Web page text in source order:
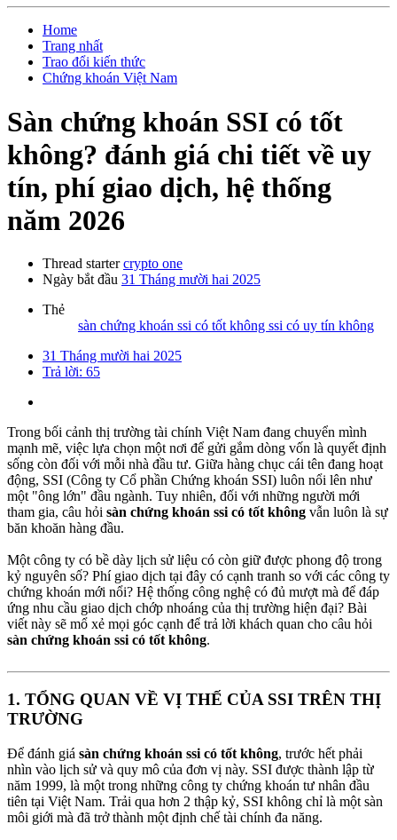
Home
Trang nhất
Trao đổi kiến thức
Chứng khoán Việt Nam
Sàn chứng khoán SSI có tốt
không? đánh giá chi tiết về uy
tín, phí giao dịch, hệ thống
năm 2026
Thread starter crypto one
Ngày bắt đầu 31 Tháng mười hai 2025
Thẻ
sàn chứng khoán ssi có tốt không ssi có uy tín không
31 Tháng mười hai 2025
Trả lời: 65
Trong bối cảnh thị trường tài chính Việt Nam đang chuyển mình
mạnh mẽ, việc lựa chọn một nơi để gửi gắm dòng vốn là quyết định
sống còn đối với mỗi nhà đầu tư. Giữa hàng chục cái tên đang hoạt
động, SSI (Công ty Cổ phần Chứng khoán SSI) luôn nổi lên như
một "ông lớn" đầu ngành. Tuy nhiên, đối với những người mới
tham gia, câu hỏi sàn chứng khoán ssi có tốt không vẫn luôn là sự
băn khoăn hàng đầu.
Một công ty có bề dày lịch sử liệu có còn giữ được phong độ trong
kỷ nguyên số? Phí giao dịch tại đây có cạnh tranh so với các công ty
chứng khoán mới nổi? Hệ thống công nghệ có đủ mượt mà để đáp
ứng nhu cầu giao dịch chớp nhoáng của thị trường hiện đại? Bài
viết này sẽ mổ xẻ mọi góc cạnh để trả lời khách quan cho câu hỏi
sàn chứng khoán ssi có tốt không.
1. TỔNG QUAN VỀ VỊ THẾ CỦA SSI TRÊN THỊ
TRƯỜNG​
Để đánh giá sàn chứng khoán ssi có tốt không, trước hết phải
nhìn vào lịch sử và quy mô của đơn vị này. SSI được thành lập từ
năm 1999, là một trong những công ty chứng khoán tư nhân đầu
tiên tại Việt Nam. Trải qua hơn 2 thập kỷ, SSI không chỉ là một sàn
môi giới mà đã trở thành một định chế tài chính đa năng.